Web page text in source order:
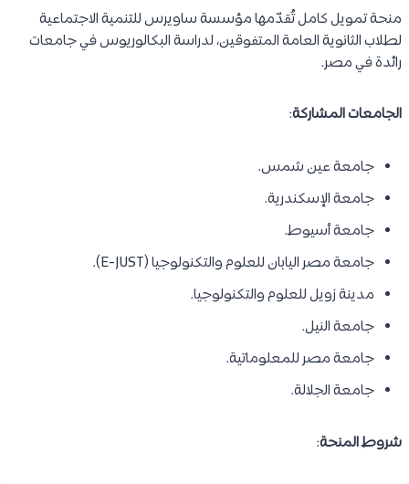
منحة تمويل كامل تُقدّمها مؤسسة ساويرس للتنمية الاجتماعية
لطلاب الثانوية العامة المتفوقين، لدراسة البكالوريوس في جامعات
رائدة في مصر.
الجامعات المشاركة:
جامعة عين شمس.
جامعة الإسكندرية.
جامعة أسيوط.
جامعة مصر اليابان للعلوم والتكنولوجيا (E-JUST).
مدينة زويل للعلوم والتكنولوجيا.
جامعة النيل.
جامعة مصر للمعلوماتية.
جامعة الجلالة.
شروط المنحة: